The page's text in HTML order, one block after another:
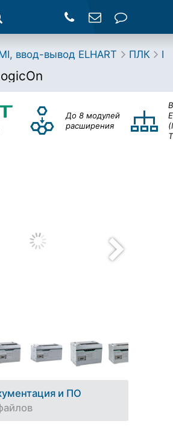
ввод-вывод ELHART ПЛК
До 8 модулей
расширения
и ПО